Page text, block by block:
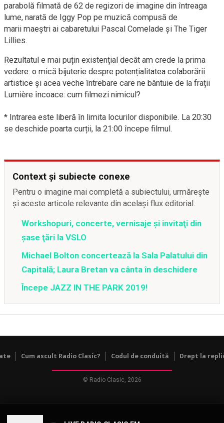
parabolă filmată de 62 de regizori de imagine din întreaga
lume, narată de Iggy Pop pe muzică compusă de
marii maeștri ai cabaretului Pascal Comelade și The Tiger
Lillies.
Rezultatul e mai puțin existențial decât am crede la prima
vedere: o mică bijuterie despre potențialitatea colaborării
artistice și acea veche întrebare care ne bântuie de la frații
Lumière încoace: cum filmezi nimicul?
* Intrarea este liberă în limita locurilor disponibile. La 20:30
se deschide poarta curții, la 21:00 începe filmul.
Context și subiecte conexe
Pentru o imagine mai completă a subiectului, urmărește
și aceste articole relevante din același flux editorial.
Workshopuri, concerte, vernisaje şi invitaţi din
şase ţări la VSLO
Michael Bolton concertează la Sala Palatului din
Capitală; Laura Bretan va cânta în deschidere
Începe JAZZ IN THE PARK 2019!
Cum ascult Radio Clasic? Codul de conduită Drept la
© Radio Clasic, 2026